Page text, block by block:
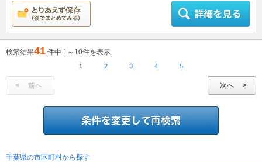
検索結果41 件中 1～10件を表示
1 2 3 4 5
前へ 次へ
千葉県の市区町村から探す